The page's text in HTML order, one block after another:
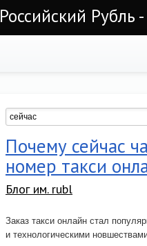
Российский Рубль
Почему сейчас
номер такси
Блог им. rubl
Заказ такси онлайн стал
и технологическими